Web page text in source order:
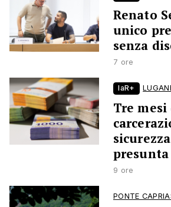
Renato
unico
senza
7 ore
laR+
Tre mesi
9 ore
PONTE